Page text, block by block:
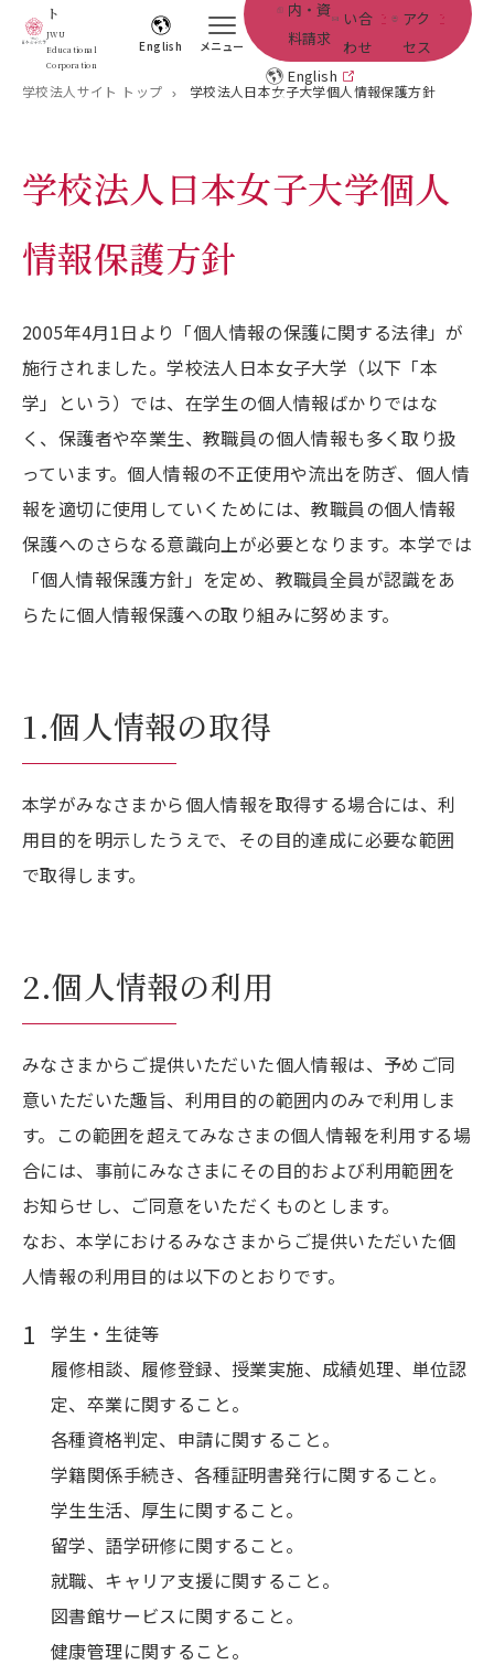
ト
JWU
Educational
Corporation
English メニュー
内・資
料請求
い合
わせ
アク
セス
English
学校法人サイト トップ 学校法人日本女子大学個人情報保護方針
学校法人日本女子大学個人
情報保護方針
2005年4月1日より「個人情報の保護に関する法律」が
施行されました。学校法人日本女子大学（以下「本
学」という）では、在学生の個人情報ばかりではな
く、保護者や卒業生、教職員の個人情報も多く取り扱
っています。個人情報の不正使用や流出を防ぎ、個人情
報を適切に使用していくためには、教職員の個人情報
保護へのさらなる意識向上が必要となります。本学では
「個人情報保護方針」を定め、教職員全員が認識をあ
らたに個人情報保護への取り組みに努めます。
1.個人情報の取得
本学がみなさまから個人情報を取得する場合には、利
用目的を明示したうえで、その目的達成に必要な範囲
で取得します。
2.個人情報の利用
みなさまからご提供いただいた個人情報は、予めご同
意いただいた趣旨、利用目的の範囲内のみで利用しま
す。この範囲を超えてみなさまの個人情報を利用する場
合には、事前にみなさまにその目的および利用範囲を
お知らせし、ご同意をいただくものとします。
なお、本学におけるみなさまからご提供いただいた個
人情報の利用目的は以下のとおりです。
学生・生徒等
履修相談、履修登録、授業実施、成績処理、単位認
定、卒業に関すること。
各種資格判定、申請に関すること。
学籍関係手続き、各種証明書発行に関すること。
学生生活、厚生に関すること。
留学、語学研修に関すること。
就職、キャリア支援に関すること。
図書館サービスに関すること。
健康管理に関すること。